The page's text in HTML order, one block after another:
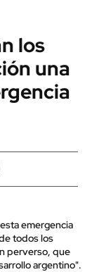
los
una
emergencia
todos los
perverso, que
argentino".